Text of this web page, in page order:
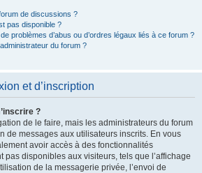
de discussions ?
pas disponible ?
problèmes d’abus ou d’ordres légaux liés à ce forum ?
du forum ?
et d’inscription
?
de le faire, mais les administrateurs du forum
de messages aux utilisateurs inscrits. En vous
avoir accès à des fonctionnalités
pas disponibles aux visiteurs, tels que l’affichage
de la messagerie privée, l’envoi de